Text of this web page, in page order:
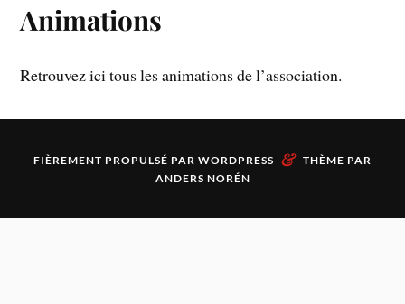
Animations
Retrouvez ici tous les animations de l’association.
FIÈREMENT PROPULSÉ PAR WORDPRESS & THÈME PAR
ANDERS NORÉN